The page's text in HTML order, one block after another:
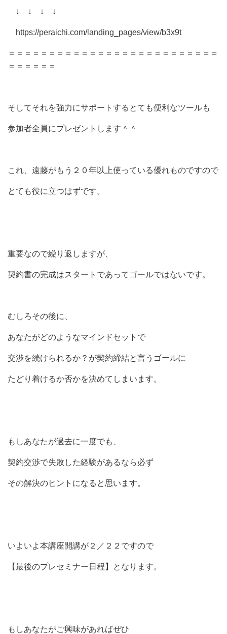
↓ ↓ ↓ ↓
https://peraichi.com/landing_pages/view/b3x9t
＝＝＝＝＝＝＝＝＝＝＝＝＝＝＝＝＝＝＝＝＝＝＝＝＝＝
＝＝＝＝＝＝
そしてそれを強力にサポートするとても便利なツールも
参加者全員にプレゼントします＾＾
これ、遠藤がもう２０年以上使っている優れものですので
とても役に立つはずです。
重要なので繰り返しますが、
契約書の完成はスタートであってゴールではないです。
むしろその後に、
あなたがどのようなマインドセットで
交渉を続けられるか？が契約締結と言うゴールに
たどり着けるか否かを決めてしまいます。
もしあなたが過去に一度でも、
契約交渉で失敗した経験があるなら必ず
その解決のヒントになると思います。
いよいよ本講座開講が２／２２ですので
【最後のプレセミナー日程】となります。
もしあなたがご興味があればぜひ